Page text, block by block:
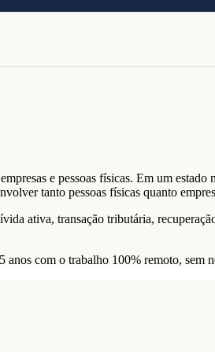
e pessoas físicas. Em um
tanto pessoas físicas quanto
ativa, transação tributária,
com o trabalho 100% remoto, sem